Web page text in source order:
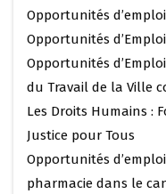
Opportunités
Opportunités
Opportunités
du Travail de la Ville
Les Droits Humains :
Justice pour Tous
Opportunités
pharmacie dans le